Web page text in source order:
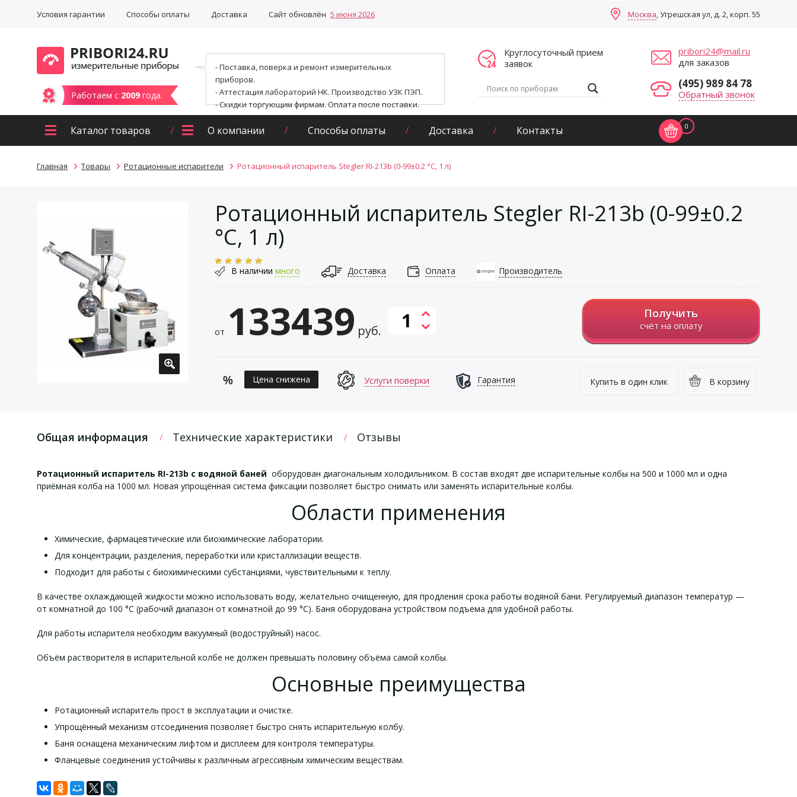
Условия гарантии Способы оплаты Доставка Сайт обновлён 5 июня 2026 Москва, Угрешская ул, д. 2, корп. 55
Работаем с 2009 года.
- Поставка, поверка и ремонт измерительных
приборов.
- Аттестация лабораторий НК. Производство УЗК ПЭП.
- Скидки торгующим фирмам. Оплата после поставки.
Круглосуточный прием
заявок
pribori24@mail.ru
для заказов
(495) 989 84 78
Обратный звонок
Каталог товаров О компании Способы оплаты Доставка Контакты 0
Главная Товары Ротационные испарители Ротационный испаритель Stegler RI-213b (0-99±0.2 °C, 1 л)
Ротационный испаритель Stegler RI-213b (0-99±0.2
°C, 1 л)
В наличии много Доставка Оплата Производитель
от 133439 руб.
Получить
счёт на оплату
В корзину
Купить в один клик
Цена снижена Услуги поверки Гарантия
Общая информация Технические характеристики Отзывы
Ротационный испаритель RI-213b с водяной баней оборудован диагональным холодильником. В состав входят две испарительные колбы на 500 и 1000 мл и одна
приёмная колба на 1000 мл. Новая упрощённая система фиксации позволяет быстро снимать или заменять испарительные колбы.
Области применения
Химические, фармацевтические или биохимические лаборатории.
Для концентрации, разделения, переработки или кристаллизации веществ.
Подходит для работы с биохимическими субстанциями, чувствительными к теплу.
В качестве охлаждающей жидкости можно использовать воду, желательно очищенную, для продления срока работы водяной бани. Регулируемый диапазон температур —
от комнатной до 100 °С (рабочий диапазон от комнатной до 99 °С). Баня оборудована устройством подъема для удобной работы.
Для работы испарителя необходим вакуумный (водоструйный) насос.
Объём растворителя в испарительной колбе не должен превышать половину объёма самой колбы.
Основные преимущества
Ротационный испаритель прост в эксплуатации и очистке.
Упрощённый механизм отсоединения позволяет быстро снять испарительную колбу.
Баня оснащена механическим лифтом и дисплеем для контроля температуры.
Фланцевые соединения устойчивы к различным агрессивным химическим веществам.